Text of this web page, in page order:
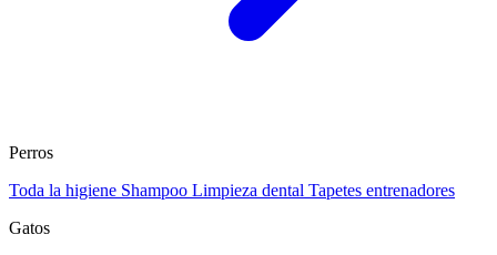
Perros
Toda la higiene Shampoo Limpieza dental Tapetes entrenadores
Gatos